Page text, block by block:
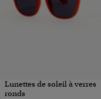
Lunettes de soleil à verres
ronds